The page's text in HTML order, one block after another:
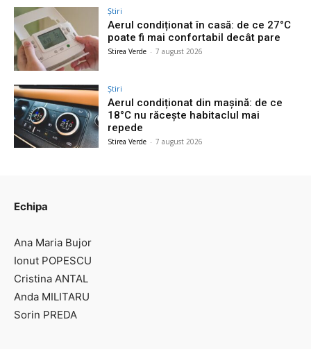
Știri
Aerul condiționat în casă: de ce 27°C
poate fi mai confortabil decât pare
Stirea Verde - 7 august 2026
Știri
Aerul condiționat din mașină: de ce
18°C nu răcește habitaclul mai
repede
Stirea Verde - 7 august 2026
Echipa
Ana Maria Bujor
Ionut POPESCU
Cristina ANTAL
Anda MILITARU
Sorin PREDA